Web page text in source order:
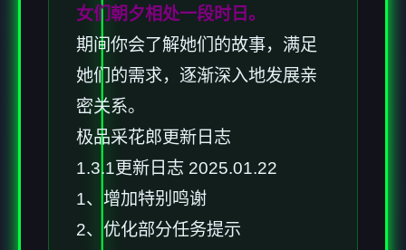
女们朝夕相处一段时日。
期间你会了解她们的故事，满足
她们的需求，逐渐深入地发展亲
密关系。
极品采花郎更新日志
1.3.1更新日志 2025.01.22
1、增加特别鸣谢
2、优化部分任务提示